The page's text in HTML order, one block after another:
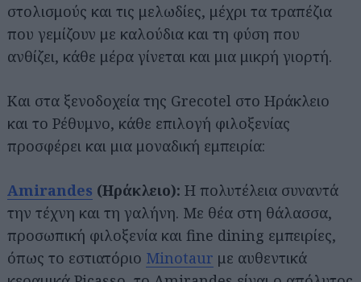
στολισμούς και τις μελωδίες, μέχρι τα τραπέζια
που γεμίζουν με καλούδια και τη φύση που
ανθίζει, κάθε μέρα γίνεται και μια μικρή γιορτή.
Και στα ξενοδοχεία της Grecotel στο Ηράκλειο
και το Ρέθυμνο, κάθε επιλογή φιλοξενίας
προσφέρει και μια μοναδική εμπειρία:
Amirandes (Ηράκλειο): Η πολυτέλεια συναντά
την τέχνη και τη γαλήνη. Με θέα στη θάλασσα,
προσωπική φιλοξενία και fine dining εμπειρίες,
όπως το εστιατόριο Minotaur με αυθεντικά